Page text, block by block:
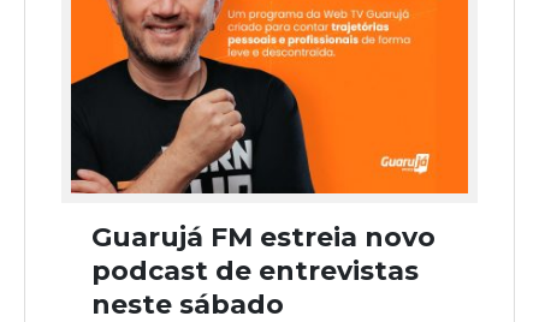
Guarujá FM estreia novo
podcast de entrevistas
neste sábado